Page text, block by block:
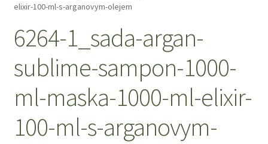
Doprava
Kontakt
Košík
Můj účet
elixir-100-ml-s-arganovym-olejem
6264-1_sada-argan-
sublime-sampon-1000-
ml-maska-1000-ml-elixir-
100-ml-s-arganovym-